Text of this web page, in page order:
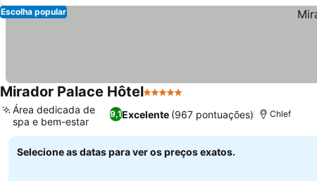
Escolha popular
Mirador Palace Hôtel5 Estrelas
9,1Excelente (967 pontuações)
Área dedicada de
spa e bem-estar
Chlef
Selecione as datas para ver os preços exatos.